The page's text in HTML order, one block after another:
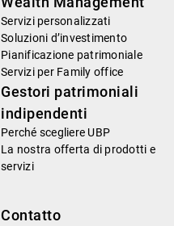
Servizi personalizzati
Soluzioni d’investimento
Pianificazione patrimoniale
Servizi per Family office
Gestori patrimoniali
indipendenti
Perché scegliere UBP
La nostra offerta di prodotti e
servizi
Contatto